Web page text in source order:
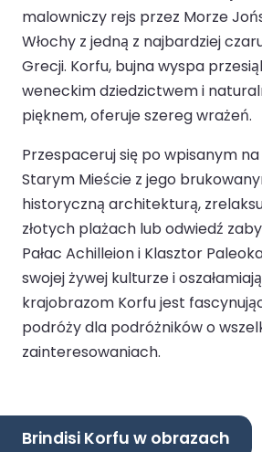
malowniczy rejs przez Morze
Włochy z jedną z najbardziej
Grecji. Korfu, bujna wyspa
weneckim dziedzictwem i
pięknem, oferuje szereg wrażeń.
Przespaceruj się po wpisanym na
Starym Mieście z jego
historyczną architekturą,
złotych plażach lub odwiedź
Pałac Achilleion i Klasztor
swojej żywej kulturze i
krajobrazom Korfu jest
podróży dla podróżników o
zainteresowaniach.
Brindisi Korfu w obrazach